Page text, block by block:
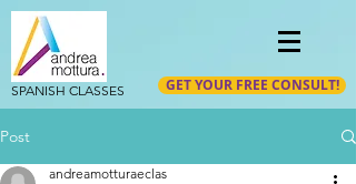
SPANISH CLASSES GET YOUR FREE CONSULT!
Post
andreamotturaeclas